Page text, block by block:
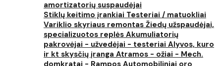
amortizatorių suspaudėjai
Stiklų keitimo įrankiai Testeriai / matuokliai
Variklio skyriaus remontas Žiedų užspaudėjai,
specializuotos replės Akumuliatorių
pakrovėjai - užvedėjai - testeriai Alyvos, kuro
ir kt skysčių įranga Atramos - ožiai - Mech.
domkratai - Rampos Automobiliniai oro